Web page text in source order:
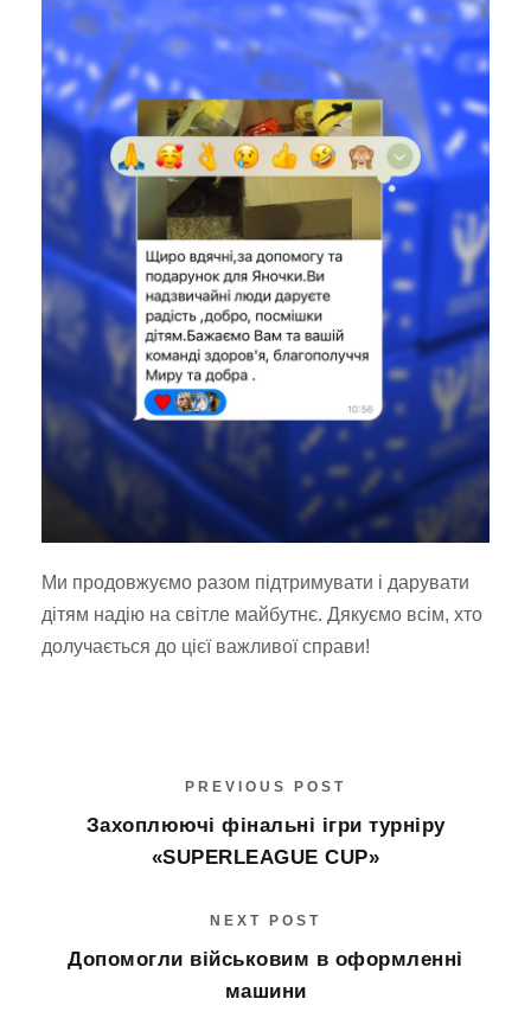
Ми продовжуємо разом підтримувати і дарувати
дітям надію на світле майбутнє. Дякуємо всім, хто
долучається до цієї важливої справи!
PREVIOUS POST
Захоплюючі фінальні ігри турніру
«SUPERLEAGUE CUP»
NEXT POST
Допомогли військовим в оформленні
машини